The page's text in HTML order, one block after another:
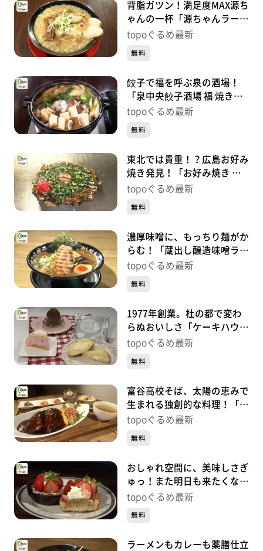
背脂ガツン！満足度MAX源ち
ゃんの一杯「源ちゃんラーメ
ン」（富谷市三ノ関本木西）
topoぐるめ最新
無料
餃子で福を呼ぶ泉の酒場！
「泉中央餃子酒場 福 焼き鳥
と鶏料理 色鶏々」（泉区泉
topoぐるめ最新
無料
東北では貴重！？広島お好み
焼き発見！「お好み焼き た
かちゃん仙台」（青葉区旭ヶ
topoぐるめ最新
無料
濃厚味噌に、もっちり麺がか
らむ！「蔵出し醸造味噌ラー
メンえんまる」（富谷市大清
topoぐるめ最新
無料
1977年創業。杜の都で変わ
らぬおいしさ「ケーキハウス
フレーズ 将監店」（泉区将
topoぐるめ最新
無料
富谷高校そば、太陽の恵みで
生まれる独創的な料理！「カ
フェMaHaNa」（富谷市成
topoぐるめ最新
無料
おしゃれ空間に、美味しさぎ
ゅっ！また明日も来たくなる
店「ADEMAIN」（泉区泉中
topoぐるめ最新
無料
ラーメンもカレーも薬膳仕立